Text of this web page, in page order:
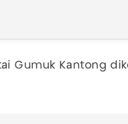
Gumuk Kantong